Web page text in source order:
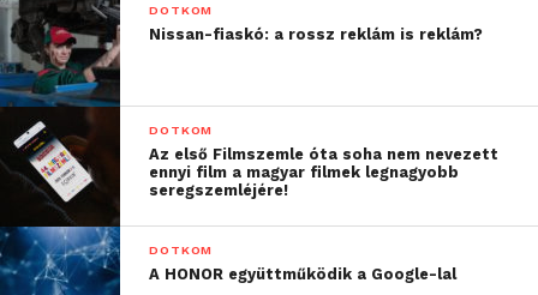
DOTKOM
Nissan-fiaskó: a rossz reklám is reklám?
DOTKOM
Az első Filmszemle óta soha nem nevezett
ennyi film a magyar filmek legnagyobb
seregszemléjére!
DOTKOM
A HONOR együttműködik a Google-lal